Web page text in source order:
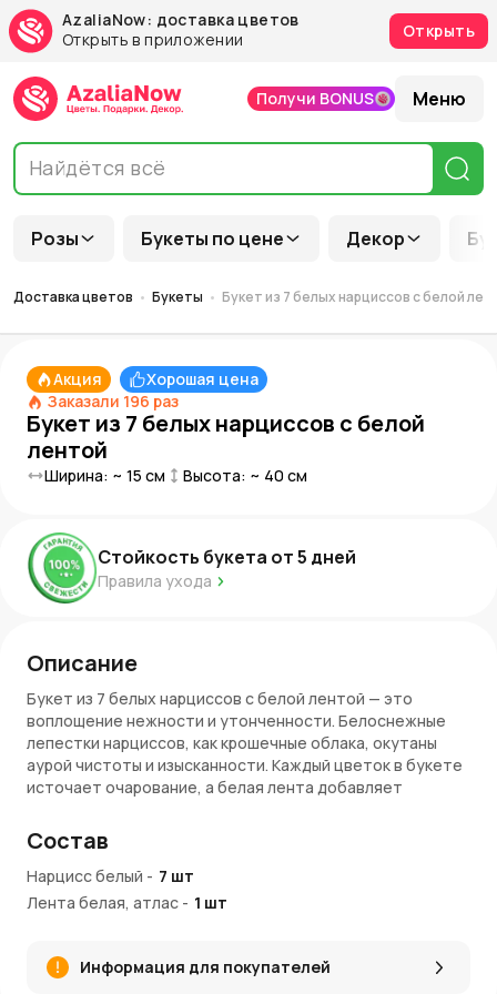
AzaliaNow: доставка цветов
Открыть в приложении
Открыть
Розы Букеты по цене Декор
Получи BONUS Меню
Доставка цветов Букеты Букет из 7 белых нарциссов с белой
Акция
Хорошая цена
Заказали 196 раз
Букет из 7 белых нарциссов с белой
лентой
Ширина: ~ 15 см Высота: ~ 40 см
Стойкость букета от5 дней
Правила ухода
Описание
Букет из 7 белых нарциссов с белой лентой — это
воплощение нежности и утонченности. Белоснежные
лепестки нарциссов, как крошечные облака, окутаны
аурой чистоты и изысканности. Каждый цветок в букете
источает очарование, а белая лента добавляет
словно создан, чтобы рассказать историю о светлых
чувствах и самых трепетных моментах.
Преимущества букета
символизируют искренние и светлые эмоции,
идеально подходящие для выражения чувств.
Состав
Нарцисс белый - 7 шт
Лента белая, атлас - 1 шт
Информация для покупателей